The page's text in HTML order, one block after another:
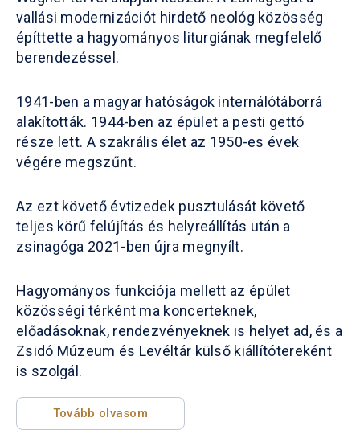
vallási modernizációt hirdető neológ közösség
építtette a hagyományos liturgiának megfelelő
berendezéssel.
1941-ben a magyar hatóságok internálótáborrá
alakították. 1944-ben az épület a pesti gettó
része lett. A szakrális élet az 1950-es évek
végére megszűnt.
Az ezt követő évtizedek pusztulását követő
teljes körű felújítás és helyreállítás után a
zsinagóga 2021-ben újra megnyílt.
Hagyományos funkciója mellett az épület
közösségi térként ma koncerteknek,
előadásoknak, rendezvényeknek is helyet ad, és a
Zsidó Múzeum és Levéltár külső kiállítótereként
is szolgál.
Tovább olvasom